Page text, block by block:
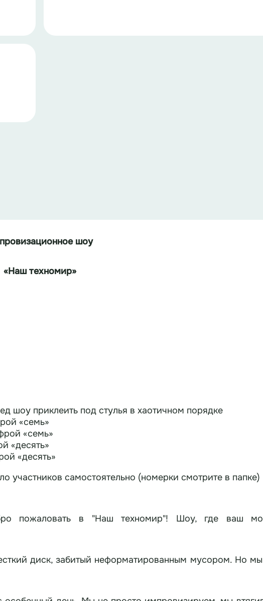
шоу
«Наш техномир»
шоу приклеить под стулья в хаотичном порядке
«семь»
«семь»
«десять»
«десять»
участников самостоятельно (номерки смотрите в папке)
пожаловать в "Наш техномир"! Шоу, где ваш
диск, забитый неформатированным мусором. Но